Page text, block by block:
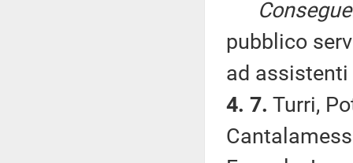
pubblico
ad
4. 7. Turri,